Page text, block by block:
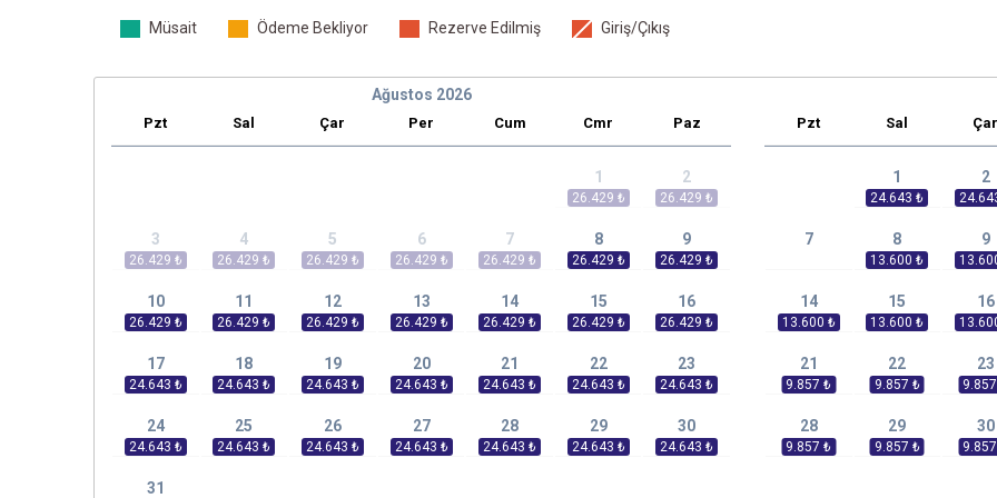
Müsait Ödeme Bekliyor Rezerve Edilmiş Giriş/Çıkış
Ağustos 2026
Pzt Sal Çar Per Cum Cmr Paz
1 2
3 4 5 6 7 8 9
10 11 12 13 14 15 16
17 18 19 20 21 22 23
24 25 26 27 28 29 30
31
Pzt Sal Çar
1 2
7 8 9
14 15 16
21 22 23
28 29 30